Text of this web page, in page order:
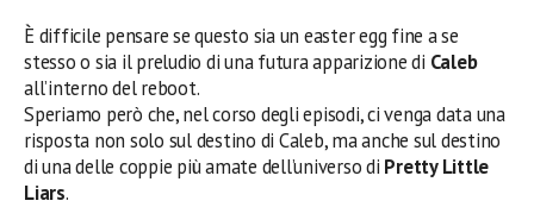
È difficile pensare se questo sia un easter egg fine a se
stesso o sia il preludio di una futura apparizione di Caleb
all’interno del reboot.
Speriamo però che, nel corso degli episodi, ci venga data una
risposta non solo sul destino di Caleb, ma anche sul destino
di una delle coppie più amate dell’universo di Pretty Little
Liars.